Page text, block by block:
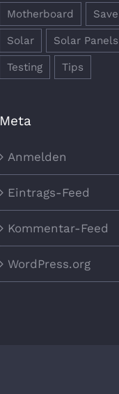
Motherboard
Solar Solar Panels
Testing Tips
Meta
Anmelden
Eintrags-Feed
Kommentar-Feed
WordPress.org